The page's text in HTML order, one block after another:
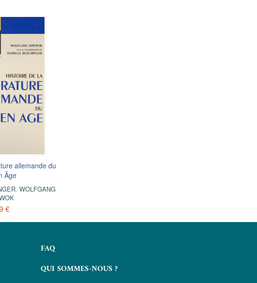
allemande du
Âge
,WOLFGANG
€
FAQ
QUI SOMMES-NOUS ?